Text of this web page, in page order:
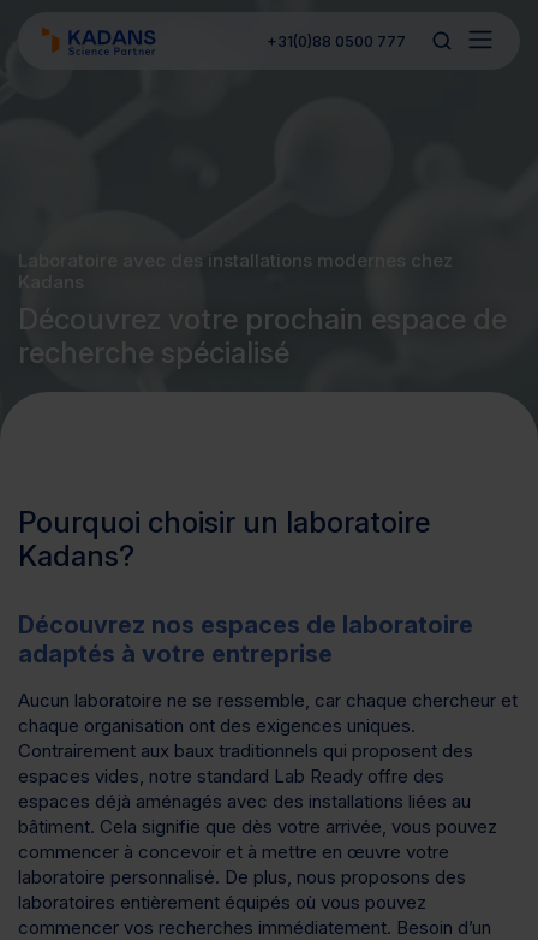
+31(0)88 0500 777
Laboratoire avec des installations modernes chez
Kadans
Découvrez votre prochain espace de
recherche spécialisé
Pourquoi choisir un laboratoire
Kadans?
Découvrez nos espaces de laboratoire
adaptés à votre entreprise
Aucun laboratoire ne se ressemble, car chaque chercheur et
chaque organisation ont des exigences uniques.
Contrairement aux baux traditionnels qui proposent des
espaces vides, notre standard Lab Ready offre des
espaces déjà aménagés avec des installations liées au
bâtiment. Cela signifie que dès votre arrivée, vous pouvez
commencer à concevoir et à mettre en œuvre votre
laboratoire personnalisé. De plus, nous proposons des
laboratoires entièrement équipés où vous pouvez
commencer vos recherches immédiatement. Besoin d’un